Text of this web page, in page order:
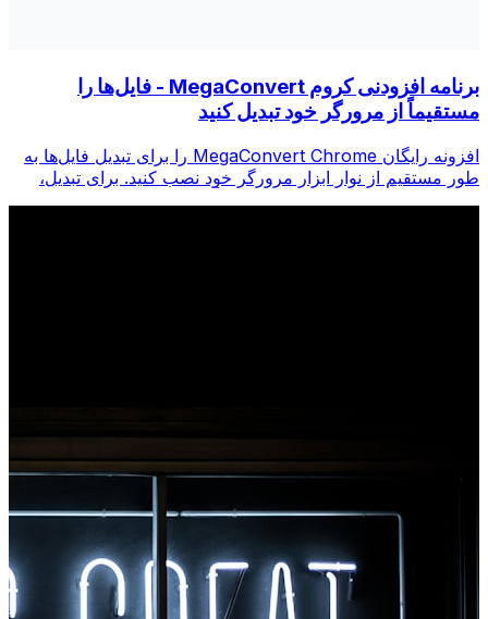
برنامه افزودنی کروم MegaConvert - فایل‌ها را
مستقیماً از مرورگر خود تبدیل کنید
افزونه رایگان MegaConvert Chrome را برای تبدیل فایل‌ها به
طور مستقیم از نوار ابزار مرورگر خود نصب کنید. برای تبدیل،